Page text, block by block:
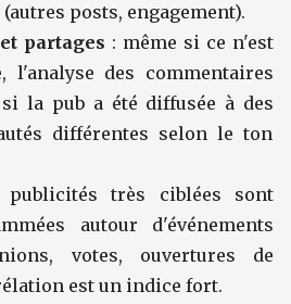
(autres posts, engagement).
partages : même si ce n'est
l'analyse des commentaires
la pub a été diffusée à des
différentes selon le ton
très ciblées sont
autour d'événements
votes, ouvertures de
est un indice fort.